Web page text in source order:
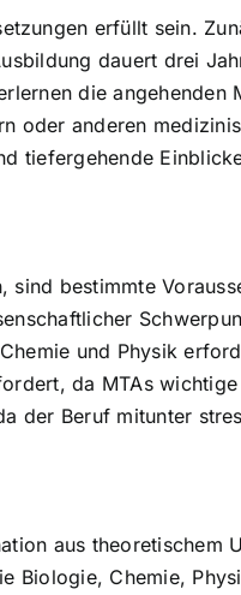
erfüllt sein.
dauert drei
die angehenden
oder anderen
tiefergehende
bestimmte
und Physik
da MTAs
der Beruf mitunter
aus theoretischem
Biologie, Chemie,